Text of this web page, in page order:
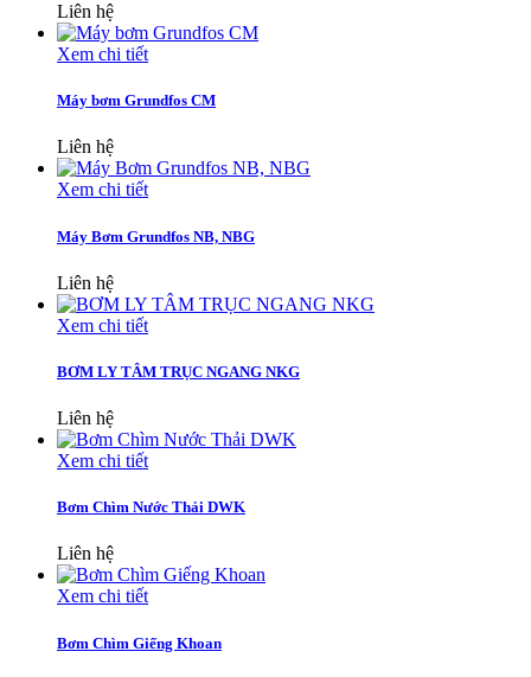
Liên hệ
Xem chi tiết
Máy bơm Grundfos CM
Liên hệ
Xem chi tiết
Máy Bơm Grundfos NB, NBG
Liên hệ
Xem chi tiết
BƠM LY TÂM TRỤC NGANG NKG
Liên hệ
Xem chi tiết
Bơm Chìm Nước Thải DWK
Liên hệ
Xem chi tiết
Bơm Chìm Giếng Khoan